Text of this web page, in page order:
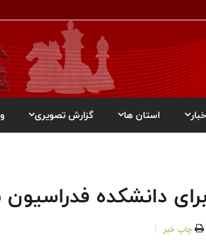
استان ها گزارش تصویری
دانشکده
چاپ خبر